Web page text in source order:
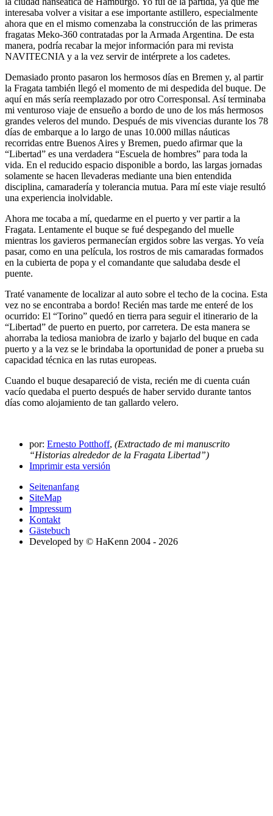
interesaba volver a visitar a ese importante astillero, especialmente
ahora que en el mismo comenzaba la construcción de las primeras
fragatas Meko-360 contratadas por la Armada Argentina. De esta
manera, podría recabar la mejor información para mi revista
NAVITECNIA y a la vez servir de intérprete a los cadetes.
Demasiado pronto pasaron los hermosos días en Bremen y, al partir
la Fragata también llegó el momento de mi despedida del buque. De
aquí en más sería reemplazado por otro Corresponsal. Así terminaba
mi venturoso viaje de ensueño a bordo de uno de los más hermosos
grandes veleros del mundo. Después de mis vivencias durante los 78
días de embarque a lo largo de unas 10.000 millas náuticas
recorridas entre Buenos Aires y Bremen, puedo afirmar que la
Libertad
es una verdadera Escuela de hombres
para toda la
vida. En el reducido espacio disponible a bordo, las largas jornadas
solamente se hacen llevaderas mediante una bien entendida
disciplina, camaradería y tolerancia mutua. Para mí este viaje resultó
una experiencia inolvidable.
Ahora me tocaba a mí, quedarme en el puerto y ver partir a la
Fragata. Lentamente el buque se fué despegando del muelle
mientras los gavieros permanecían ergidos sobre las vergas. Yo veía
pasar, como en una película, los rostros de mis camaradas formados
en la cubierta de popa y el comandante que saludaba desde el
puente.
Traté vanamente de localizar al auto sobre el techo de la cocina. Esta
vez no se encontraba a bordo! Recién mas tarde me enteré de los
ocurrido: El
Torino
quedó en tierra para seguir el itinerario de la
Libertad
de puerto en puerto, por carretera. De esta manera se
ahorraba la tediosa maniobra de izarlo y bajarlo del buque en cada
puerto y a la vez se le brindaba la oportunidad de poner a prueba su
capacidad técnica en las rutas europeas.
Cuando el buque desapareció de vista, recién me di cuenta cuán
vacío quedaba el puerto después de haber servido durante tantos
días como alojamiento de tan gallardo velero.
por: Ernesto Potthoff, (Extractado de mi manuscrito
Historias alrededor de la Fragata Libertad )
Imprimir esta versión
Seitenanfang
SiteMap
Impressum
Kontakt
Gästebuch
Developed by © HaKenn 2004 - 2026